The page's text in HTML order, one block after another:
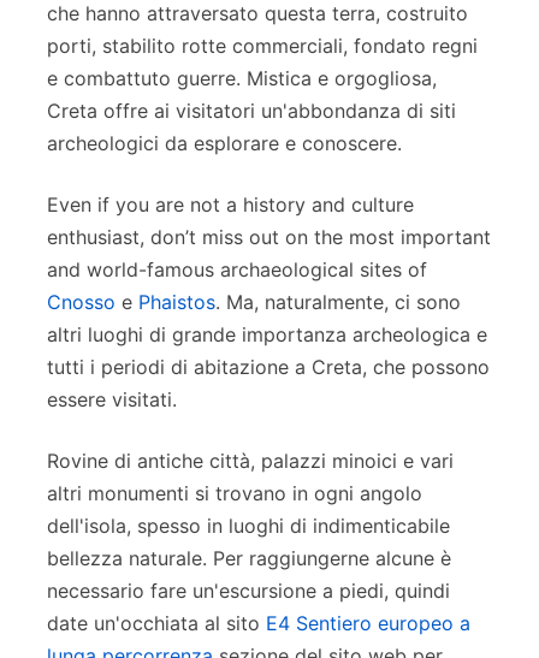
che hanno attraversato questa terra, costruito
porti, stabilito rotte commerciali, fondato regni
e combattuto guerre. Mistica e orgogliosa,
Creta offre ai visitatori un'abbondanza di siti
archeologici da esplorare e conoscere.
Even if you are not a history and culture
enthusiast, don’t miss out on the most important
and world-famous archaeological sites of
Cnosso e Phaistos. Ma, naturalmente, ci sono
altri luoghi di grande importanza archeologica e
tutti i periodi di abitazione a Creta, che possono
essere visitati.
Rovine di antiche città, palazzi minoici e vari
altri monumenti si trovano in ogni angolo
dell'isola, spesso in luoghi di indimenticabile
bellezza naturale. Per raggiungerne alcune è
necessario fare un'escursione a piedi, quindi
date un'occhiata al sito E4 Sentiero europeo a